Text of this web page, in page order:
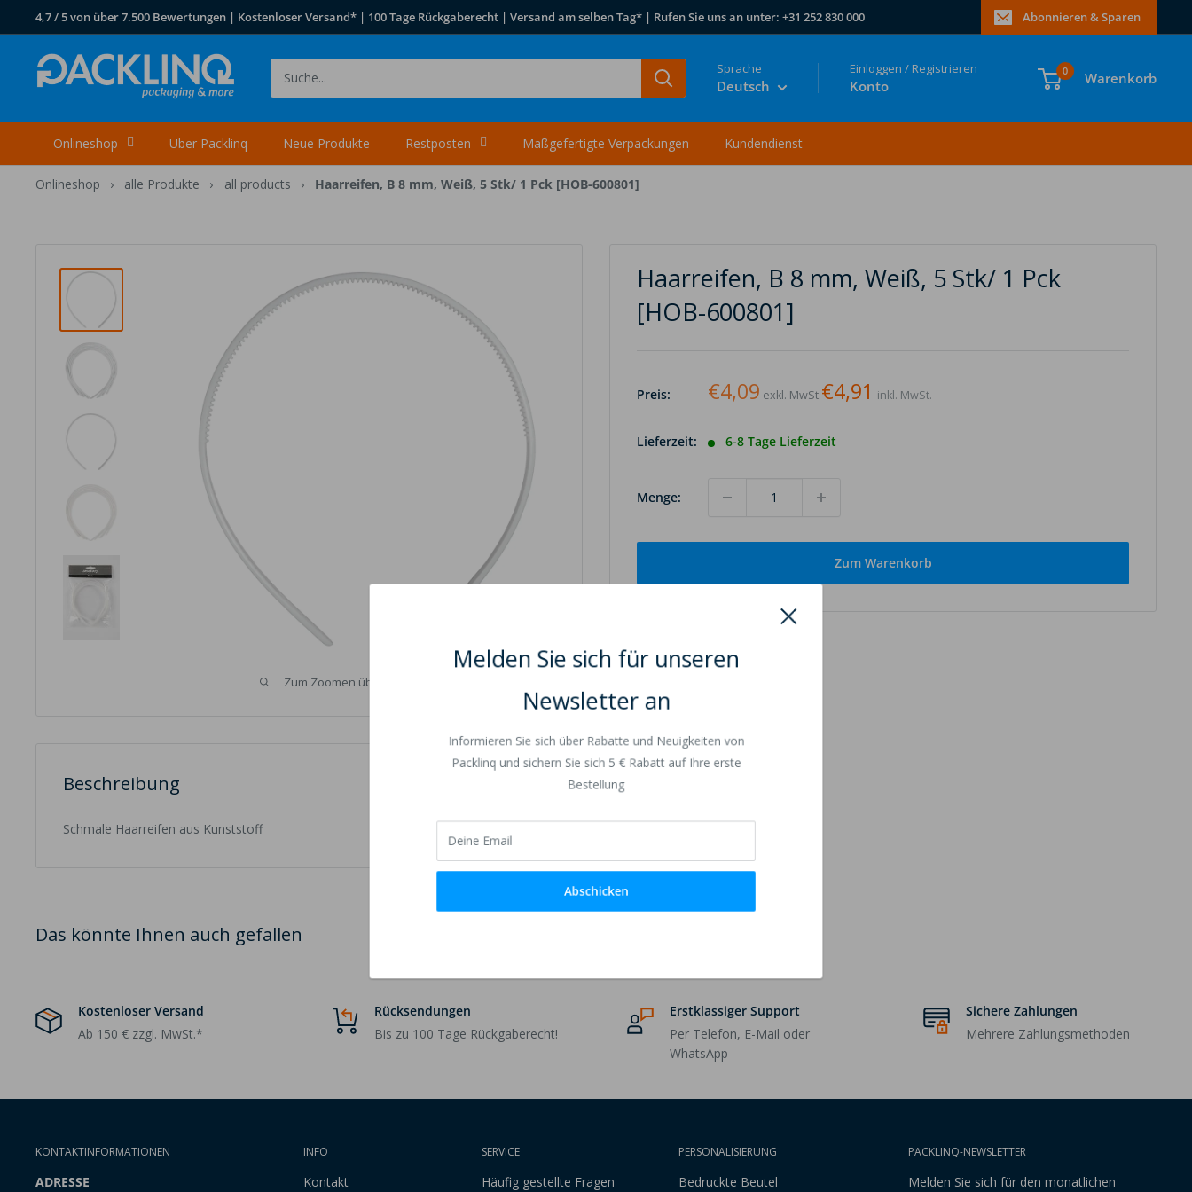
zum
4,7 / 5 von über 7.500 Bewertungen | Kostenloser Versand* | 100 Tage Rückgaberecht | Versand am selben Tag* | Rufen Sie uns an unter: +31 252 830 000 Abonnieren & Sparen
Packlinq Sprache
Deutsch
Einloggen / Registrieren
Konto
0 Warenkorb
Onlineshop Über Packlinq Neue Produkte Restposten Maßgefertigte Verpackungen Kundendienst
Onlineshop › alle Produkte › all products › Haarreifen, B 8 mm, Weiß, 5 Stk/ 1 Pck [HOB-600801]
Melden Sie sich für unseren
Newsletter an
Informieren Sie sich über Rabatte und Neuigkeiten von
Packlinq und sichern Sie sich 5 € Rabatt auf Ihre erste
Bestellung
Deine Email
Abschicken
Zum Zoomen über das Bild scrollen
Haarreifen, B 8 mm, Weiß, 5 Stk/ 1 Pck
[HOB-600801]
Preis: €4,09 exkl. MwSt.€4,91 inkl. MwSt.
Lieferzeit: 6-8 Tage Lieferzeit
Menge:
Zum Warenkorb
Beschreibung
Schmale Haarreifen aus Kunststoff
Das könnte Ihnen auch gefallen
Kostenloser Versand
Ab 150 € zzgl. MwSt.*
Rücksendungen
Bis zu 100 Tage Rückgaberecht!
Erstklassiger Support
Per Telefon, E-Mail oder
WhatsApp
Sichere Zahlungen
Mehrere Zahlungsmethoden
KONTAKTINFORMATIONEN
ADRESSE
INFO
Kontakt
SERVICE
Häufig gestellte Fragen
PERSONALISIERUNG
Bedruckte Beutel
PACKLINQ-NEWSLETTER
Melden Sie sich für den monatlichen